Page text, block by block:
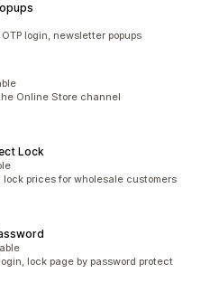
login, newsletter popups
Online Store channel
Lock
lock prices for wholesale customers
lock page by password protect